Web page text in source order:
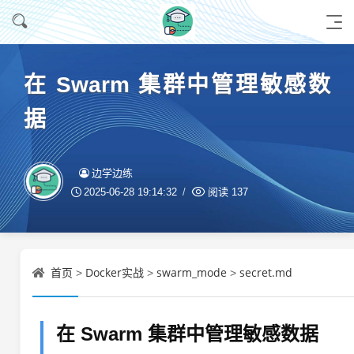
在 Swarm 集群中管理敏感数
据
边学边练
2025-06-28 19:14:32 阅读 137
首页 > Docker实战 > swarm_mode > secret.md
在 Swarm 集群中管理敏感数据